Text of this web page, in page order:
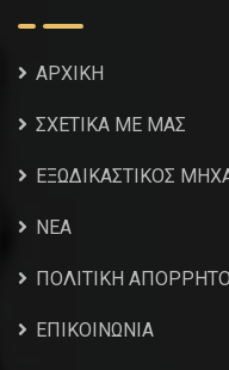
ΑΡΧΙΚΗ
ΣΧΕΤΙΚΑ ΜΕ ΜΑΣ
ΕΞΩΔΙΚΑΣΤΙΚΟΣ
NEA
ΠΟΛΙΤΙΚΗ
ΕΠΙΚΟΙΝΩΝΙΑ